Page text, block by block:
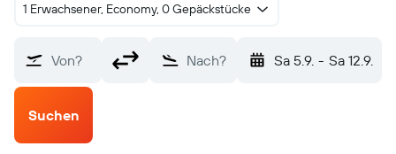
1 Erwachsener, Economy, 0 Gepäckstücke
Von? Nach? Sa 5.9. - Sa 12.9.
Suchen